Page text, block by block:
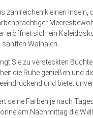
zahlreichen kleinen
eröffnet sich ein
Walhaien.
Sie zu versteckten
die Ruhe genießen und
und bietet
seine Farben je nach
am Nachmittag die